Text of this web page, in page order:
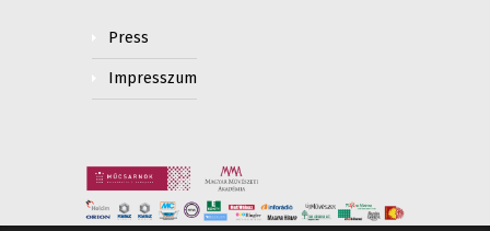
Press
Impresszum